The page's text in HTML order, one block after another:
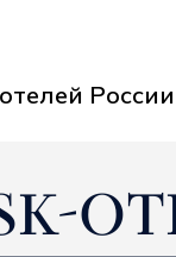
России